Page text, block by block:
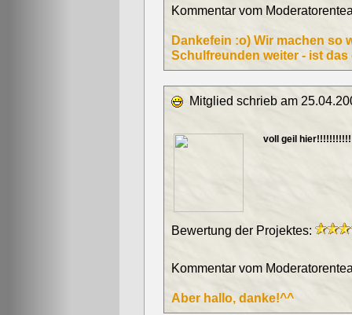
Kommentar vom
Dankefein :o) Wir machen so
Schulfreunden weiter - ist das
Mitglied schrieb am
voll geil
Bewertung der Projektes:
Kommentar vom
Aber hallo, danke!^^